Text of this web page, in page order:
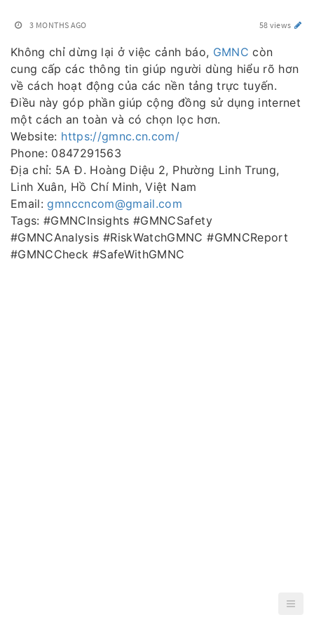
3 MONTHS AGO 58 views
Không chỉ dừng lại ở việc cảnh báo, GMNC còn
cung cấp các thông tin giúp người dùng hiểu rõ hơn
về cách hoạt động của các nền tảng trực tuyến.
Điều này góp phần giúp cộng đồng sử dụng internet
một cách an toàn và có chọn lọc hơn.
Website: https://gmnc.cn.com/
Phone: 0847291563
Địa chỉ: 5A Đ. Hoàng Diệu 2, Phường Linh Trung,
Linh Xuân, Hồ Chí Minh, Việt Nam
Email:gmnccncom@gmail.com
Tags: #GMNCInsights #GMNCSafety
#GMNCAnalysis #RiskWatchGMNC #GMNCReport
#GMNCCheck #SafeWithGMNC